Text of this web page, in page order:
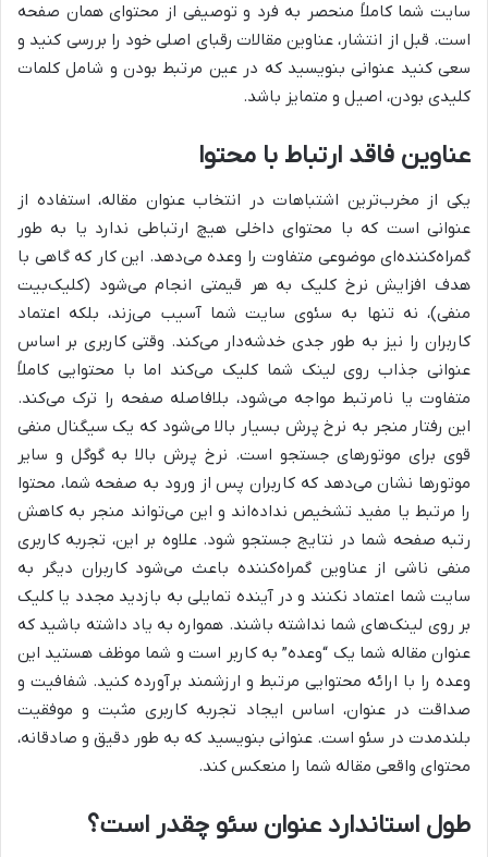
سایت شما کاملاً منحصر به فرد و توصیفی از محتوای همان صفحه
است. قبل از انتشار، عناوین مقالات رقبای اصلی خود را بررسی کنید و
سعی کنید عنوانی بنویسید که در عین مرتبط بودن و شامل کلمات
کلیدی بودن، اصیل و متمایز باشد.
عناوین فاقد ارتباط با محتوا
یکی از مخرب‌ترین اشتباهات در انتخاب عنوان مقاله، استفاده از
عنوانی است که با محتوای داخلی هیچ ارتباطی ندارد یا به طور
گمراه‌کننده‌ای موضوعی متفاوت را وعده می‌دهد. این کار که گاهی با
هدف افزایش نرخ کلیک به هر قیمتی انجام می‌شود (کلیک‌بیت
منفی)، نه تنها به سئوی سایت شما آسیب می‌زند، بلکه اعتماد
کاربران را نیز به طور جدی خدشه‌دار می‌کند. وقتی کاربری بر اساس
عنوانی جذاب روی لینک شما کلیک می‌کند اما با محتوایی کاملاً
متفاوت یا نامرتبط مواجه می‌شود، بلافاصله صفحه را ترک می‌کند.
این رفتار منجر به نرخ پرش بسیار بالا می‌شود که یک سیگنال منفی
قوی برای موتورهای جستجو است. نرخ پرش بالا به گوگل و سایر
موتورها نشان می‌دهد که کاربران پس از ورود به صفحه شما، محتوا
را مرتبط یا مفید تشخیص نداده‌اند و این می‌تواند منجر به کاهش
رتبه صفحه شما در نتایج جستجو شود. علاوه بر این، تجربه کاربری
منفی ناشی از عناوین گمراه‌کننده باعث می‌شود کاربران دیگر به
سایت شما اعتماد نکنند و در آینده تمایلی به بازدید مجدد یا کلیک
بر روی لینک‌های شما نداشته باشند. همواره به یاد داشته باشید که
عنوان مقاله شما یک “وعده” به کاربر است و شما موظف هستید این
وعده را با ارائه محتوایی مرتبط و ارزشمند برآورده کنید. شفافیت و
صداقت در عنوان، اساس ایجاد تجربه کاربری مثبت و موفقیت
بلندمدت در سئو است. عنوانی بنویسید که به طور دقیق و صادقانه،
محتوای واقعی مقاله شما را منعکس کند.
طول استاندارد عنوان سئو چقدر است؟